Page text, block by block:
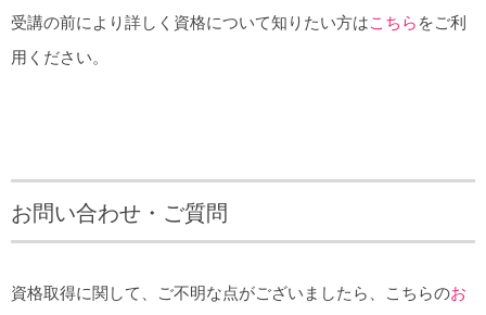
受講の前により詳しく資格について知りたい方はこちら をご利
用ください。
お問い合わせ・ご質問
資格取得に関して、ご不明な点がございましたら、こちらのお